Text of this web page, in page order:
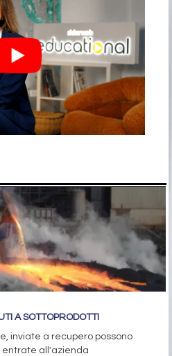
A SOTTOPRODOTTI
inviate a recupero possono
entrate all'azienda